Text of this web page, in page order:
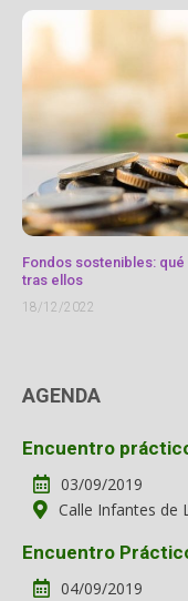
Fondos sostenibles:
tras ellos
18/12/2022
AGENDA
Encuentro
03/09/2019
Calle Infantes de
Encuentro
04/09/2019